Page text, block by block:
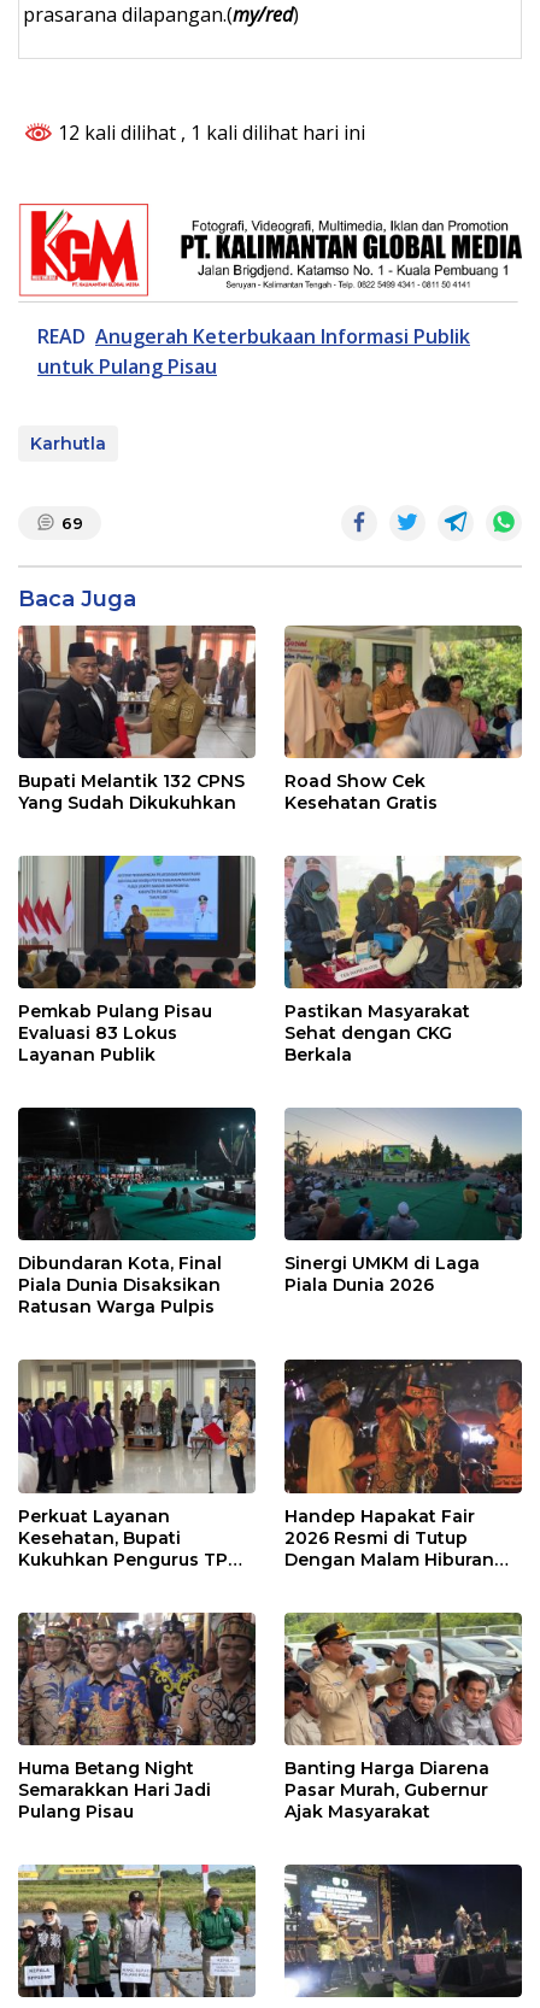
prasarana dilapangan.(my/red)
12 kali dilihat , 1 kali dilihat hari ini
READ Anugerah Keterbukaan Informasi Publik
untuk Pulang Pisau
Karhutla
69
Baca Juga
Bupati Melantik 132 CPNS
Yang Sudah Dikukuhkan
Road Show Cek
Kesehatan Gratis
Pemkab Pulang Pisau
Evaluasi 83 Lokus
Layanan Publik
Pastikan Masyarakat
Sehat dengan CKG
Berkala
Dibundaran Kota, Final
Piala Dunia Disaksikan
Ratusan Warga Pulpis
Sinergi UMKM di Laga
Piala Dunia 2026
Perkuat Layanan
Kesehatan, Bupati
Kukuhkan Pengurus TP
Handep Hapakat Fair
2026 Resmi di Tutup
Dengan Malam Hiburan
Huma Betang Night
Semarakkan Hari Jadi
Pulang Pisau
Banting Harga Diarena
Pasar Murah, Gubernur
Ajak Masyarakat